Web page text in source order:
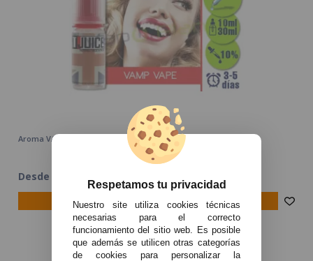
avísame
Aroma VAMP VAPE T-Juice 10ml/30ml - Aromas T-Juice
Desde 4,95€
Respetamos tu privacidad
Nuestro site utiliza cookies técnicas
necesarias para el correcto
funcionamiento del sitio web. Es posible
que además se utilicen otras categorías
de cookies para personalizar la